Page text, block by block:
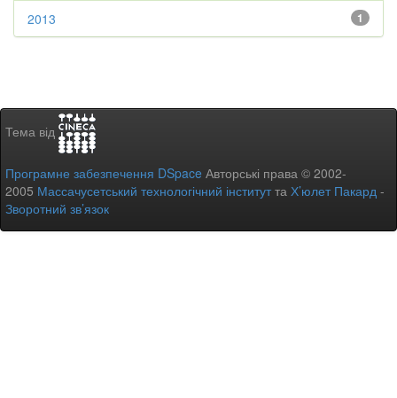
1
2013
Тема від
Програмне забезпечення DSpace Авторські права © 2002-
2005 Массачусетський технологічний інститутта Х’юлет Пакард -
Зворотний зв’язок